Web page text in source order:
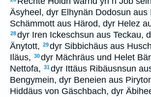
Äsyheel, dyr Elhynän Dodosun aus
Schämmott aus Härod, dyr Helez
28dyr Iren Ickeschsun aus Teckau,
Änytott, 29dyr Sibbichäus aus
Iläus, 30dyr Mächräus und Helet
Nettofa, 31dyr Ittäus Ribäusnsun
Bengymein, dyr Beneien aus
Hiddäus von Gäschbach, dyr